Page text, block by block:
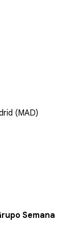
(MAD)
Semana